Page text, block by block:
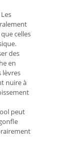
Les
celles
des
en
lèvres
nuire à
peut